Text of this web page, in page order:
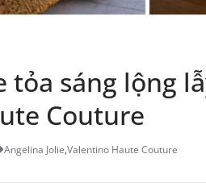
tỏa sáng lộng
Couture
Angelina Jolie,Valentino Haute Couture